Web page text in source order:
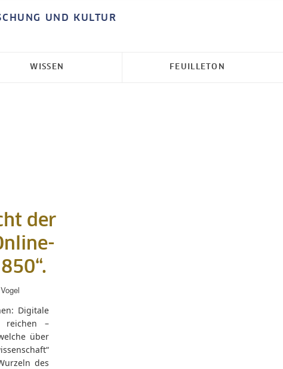
UND KULTUR
WISSEN FEUILLETON
der
Digitale
reichen –
über
des